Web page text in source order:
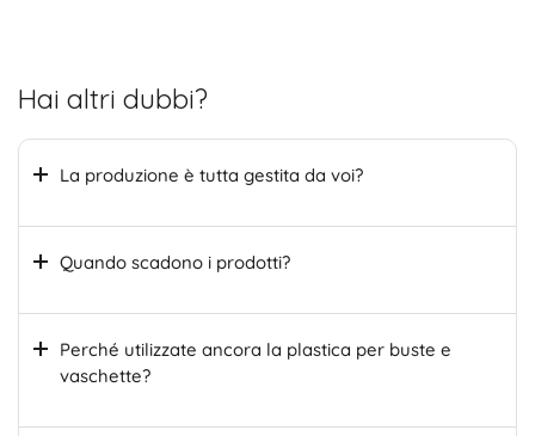
Hai altri dubbi?
La produzione è tutta gestita da voi?
Quando scadono i prodotti?
Perché utilizzate ancora la plastica per buste e
vaschette?